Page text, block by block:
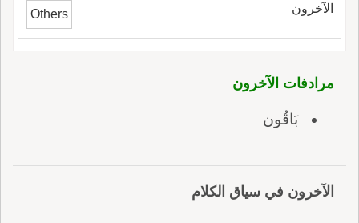
الآخرون Others
مرادفات الآخرون
بَاقُون
الآخرون في سياق الكلام